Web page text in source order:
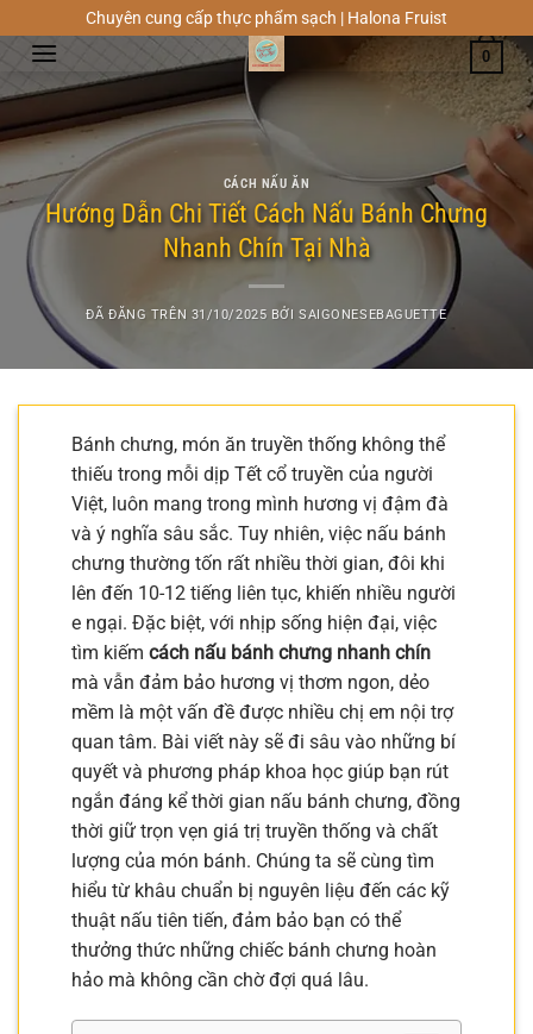
đến
nội
dung
Chuyên cung cấp thực phẩm sạch | Halona Fruist
0
CÁCH NẤU ĂN
Hướng Dẫn Chi Tiết Cách Nấu Bánh Chưng
Nhanh Chín Tại Nhà
ĐÃ ĐĂNG TRÊN 31/10/2025 BỞISAIGONESEBAGUETTE
Bánh chưng, món ăn truyền thống không thể
thiếu trong mỗi dịp Tết cổ truyền của người
Việt, luôn mang trong mình hương vị đậm đà
và ý nghĩa sâu sắc. Tuy nhiên, việc nấu bánh
chưng thường tốn rất nhiều thời gian, đôi khi
lên đến 10-12 tiếng liên tục, khiến nhiều người
e ngại. Đặc biệt, với nhịp sống hiện đại, việc
tìm kiếm cách nấu bánh chưng nhanh chín
mà vẫn đảm bảo hương vị thơm ngon, dẻo
mềm là một vấn đề được nhiều chị em nội trợ
quan tâm. Bài viết này sẽ đi sâu vào những bí
quyết và phương pháp khoa học giúp bạn rút
ngắn đáng kể thời gian nấu bánh chưng, đồng
thời giữ trọn vẹn giá trị truyền thống và chất
lượng của món bánh. Chúng ta sẽ cùng tìm
hiểu từ khâu chuẩn bị nguyên liệu đến các kỹ
thuật nấu tiên tiến, đảm bảo bạn có thể
thưởng thức những chiếc bánh chưng hoàn
hảo mà không cần chờ đợi quá lâu.